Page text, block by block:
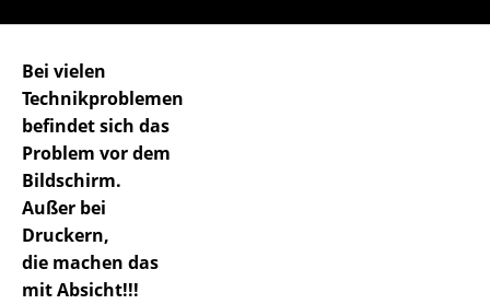
Bei vielen
Technikproblemen
befindet sich das
Problem vor dem
Bildschirm.
Außer bei
Druckern,
die machen das
mit Absicht!!!